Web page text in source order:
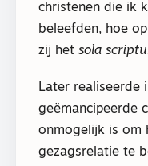
christenen die ik
beleefden, hoe
zij het sola
Later realiseerde
geëmancipeerde
onmogelijk is om
gezagsrelatie te